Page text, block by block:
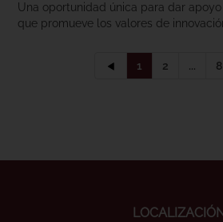
Una oportunidad única para dar
que promueve los valores de
1 2 ... 8
LOCALIZACIÓN